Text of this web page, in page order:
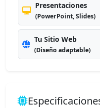
Presentaciones
(PowerPoint, Slides)
Tu Sitio Web
(Diseño adaptable)